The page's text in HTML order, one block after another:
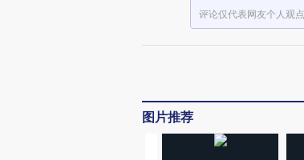
评论仅代表网友个人观
图片推荐